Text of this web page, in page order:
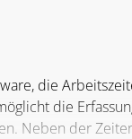
die
die
Neben der